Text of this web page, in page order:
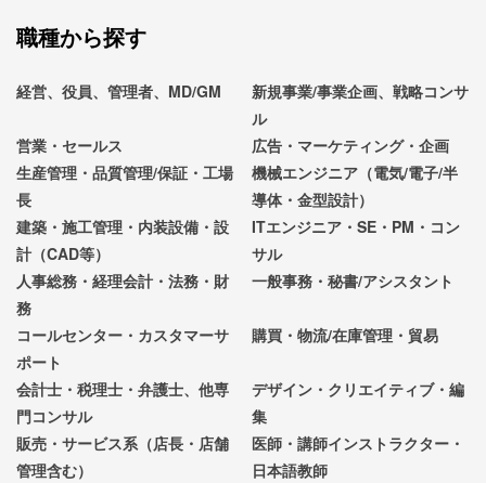
職種から探す
経営、役員、管理者、MD/GM
新規事業/事業企画、戦略コンサ
ル
営業・セールス
広告・マーケティング・企画
生産管理・品質管理/保証・工場
長
機械エンジニア（電気/電子/半
導体・金型設計）
建築・施工管理・内装設備・設
計（CAD等）
ITエンジニア・SE・PM・コン
サル
人事総務・経理会計・法務・財
務
一般事務・秘書/アシスタント
コールセンター・カスタマーサ
ポート
購買・物流/在庫管理・貿易
会計士・税理士・弁護士、他専
門コンサル
デザイン・クリエイティブ・編
集
販売・サービス系（店長・店舗
管理含む）
医師・講師インストラクター・
日本語教師